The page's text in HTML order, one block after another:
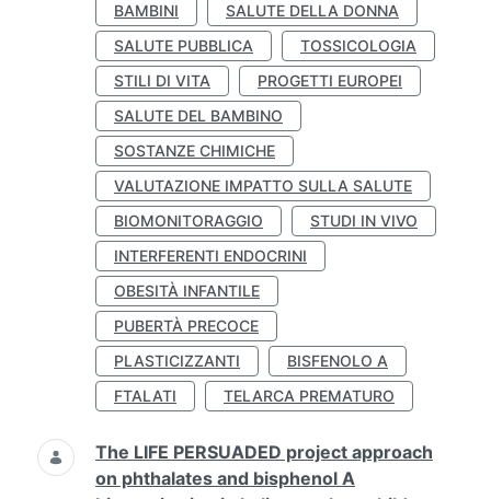
BAMBINI
SALUTE DELLA DONNA
SALUTE PUBBLICA
TOSSICOLOGIA
STILI DI VITA
PROGETTI EUROPEI
SALUTE DEL BAMBINO
SOSTANZE CHIMICHE
VALUTAZIONE IMPATTO SULLA SALUTE
BIOMONITORAGGIO
STUDI IN VIVO
INTERFERENTI ENDOCRINI
OBESITÀ INFANTILE
PUBERTÀ PRECOCE
PLASTICIZZANTI
BISFENOLO A
FTALATI
TELARCA PREMATURO
The LIFE PERSUADED project approach
on phthalates and bisphenol A